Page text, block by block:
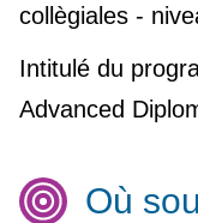
collègiales -
Intitulé du
Advanced
Où